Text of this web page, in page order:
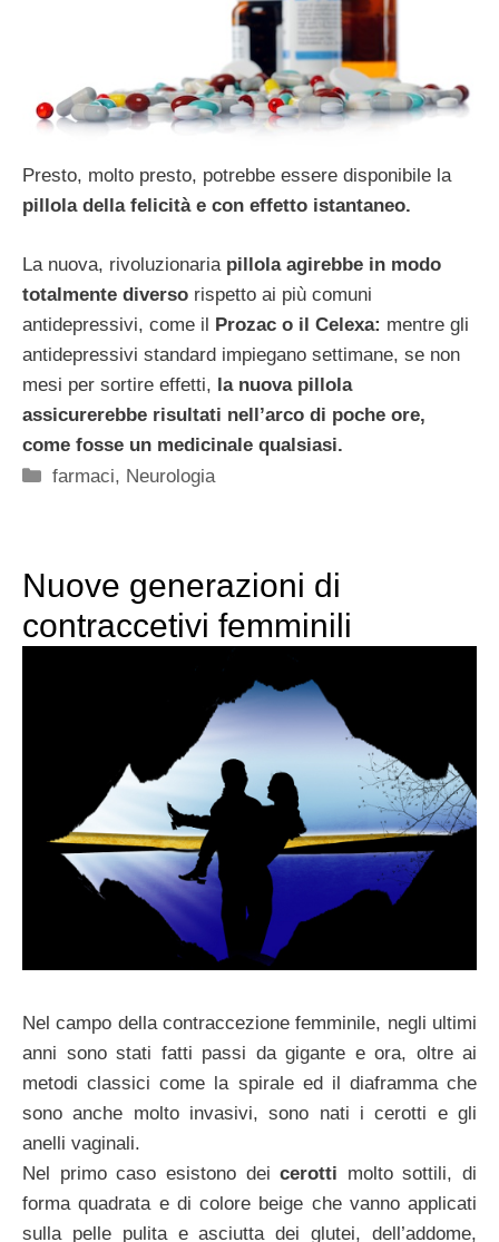
Presto, molto presto, potrebbe essere disponibile la
pillola della felicità e con effetto istantaneo.
La nuova, rivoluzionaria pillola agirebbe in modo
totalmente diverso rispetto ai più comuni
antidepressivi, come il Prozac o il Celexa: mentre gli
antidepressivi standard impiegano settimane, se non
mesi per sortire effetti, la nuova pillola
assicurerebbe risultati nell’arco di poche ore,
come fosse un medicinale qualsiasi.
Categorie
farmaci, Neurologia
Nuove generazioni di
contraccetivi femminili
Nel campo della contraccezione femminile, negli ultimi
anni sono stati fatti passi da gigante e ora, oltre ai
metodi classici come la spirale ed il diaframma che
sono anche molto invasivi, sono nati i cerotti e gli
anelli vaginali.
Nel primo caso esistono deicerotti molto sottili, di
forma quadrata e di colore beige che vanno applicati
sulla pelle pulita e asciutta dei glutei, dell’addome,